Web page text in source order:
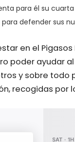
para él su
defender sus
en el
poder ayudar
y sobre todo
recogidas por